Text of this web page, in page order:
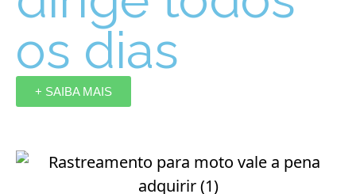
os dias
+ SAIBA MAIS